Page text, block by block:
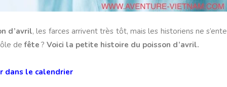
d’avril, les farces arrivent très tôt, mais les historiens ne
defête ? Voici la petite histoire du poisson d’avril.
dans le calendrier